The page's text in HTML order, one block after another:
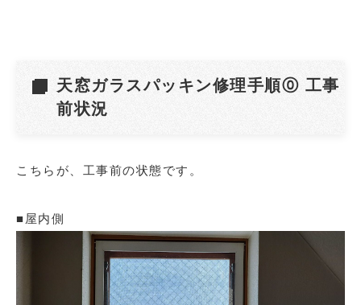
天窓ガラスパッキン修理手順⓪ 工事
前状況
こちらが、工事前の状態です。
■屋内側